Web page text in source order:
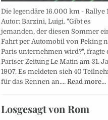
Die legendäre 16.000 km - Rallye
Autor: Barzini, Luigi. "Gibt es
jemanden, der diesen Sommer
Fahrt per Automobil von Peking
Paris unternehmen wird?", fragte
Pariser Zeitung Le Matin am 31.
1907. Es meldeten sich 40
für das Rennen an.… Read more…
Losgesagt von Rom